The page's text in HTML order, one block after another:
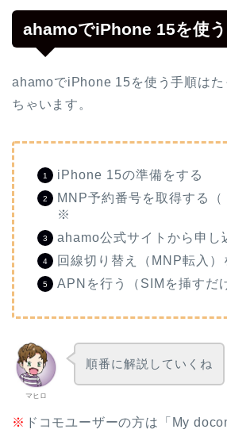
ahamoでiPhone 15を使
ahamoでiPhone 15を使う手順はた
ちゃいます。
iPhone 15の準備をする
MNP予約番号を取得する（
※
ahamo公式サイトから申し
回線切り替え（MNP転入）
APNを行う（SIMを挿すだ
マヒロ
順番に解説していくね
※ ドコモユーザーの方は「My